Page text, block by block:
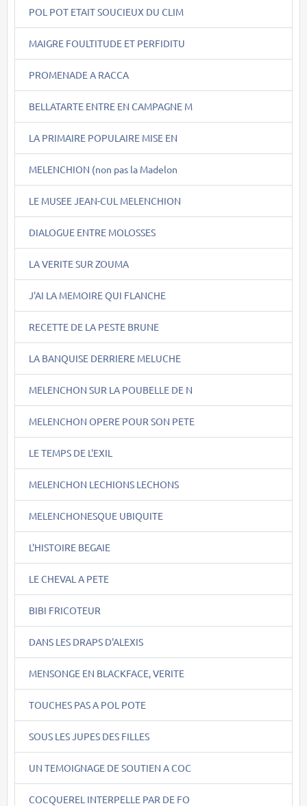
POL POT ETAIT SOUCIEUX DU CLIM
MAIGRE FOULTITUDE ET PERFIDITU
PROMENADE A RACCA
BELLATARTE ENTRE EN CAMPAGNE M
LA PRIMAIRE POPULAIRE MISE EN
MELENCHION (non pas la Madelon
LE MUSEE JEAN-CUL MELENCHION
DIALOGUE ENTRE MOLOSSES
LA VERITE SUR ZOUMA
J'AI LA MEMOIRE QUI FLANCHE
RECETTE DE LA PESTE BRUNE
LA BANQUISE DERRIERE MELUCHE
MELENCHON SUR LA POUBELLE DE N
MELENCHON OPERE POUR SON PETE
LE TEMPS DE L'EXIL
MELENCHON LECHIONS LECHONS
MELENCHONESQUE UBIQUITE
L'HISTOIRE BEGAIE
LE CHEVAL A PETE
BIBI FRICOTEUR
DANS LES DRAPS D'ALEXIS
MENSONGE EN BLACKFACE, VERITE
TOUCHES PAS A POL POTE
SOUS LES JUPES DES FILLES
UN TEMOIGNAGE DE SOUTIEN A COC
COCQUEREL INTERPELLE PAR DE FO